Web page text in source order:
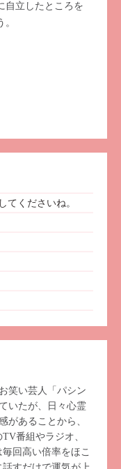
自立したところを
てくださいね。
笑い芸人「パシン
いたが、日々心霊
があることから、
番組やラジオ、
回高い倍率をほこ